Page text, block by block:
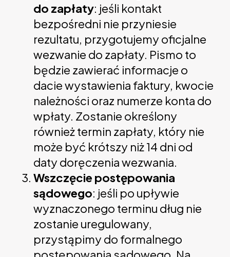
do zapłaty: jeśli kontakt
bezpośredni nie przyniesie
rezultatu, przygotujemy oficjalne
wezwanie do zapłaty. Pismo to
będzie zawierać informacje o
dacie wystawienia faktury, kwocie
należności oraz numerze konta do
wpłaty. Zostanie określony
również termin zapłaty, który nie
może być krótszy niż 14 dni od
daty doręczenia wezwania.
Wszczęcie postępowania
sądowego: jeśli po upływie
wyznaczonego terminu dług nie
zostanie uregulowany,
przystąpimy do formalnego